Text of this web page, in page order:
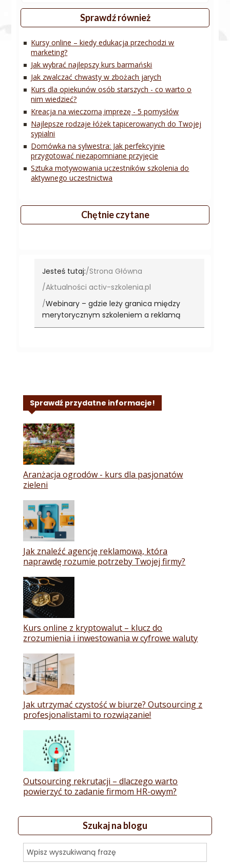
Sprawdź również
Kursy online – kiedy edukacja przechodzi w
marketing?
Jak wybrać najlepszy kurs barmański
Jak zwalczać chwasty w zbożach jarych
Kurs dla opiekunów osób starszych - co warto o
nim wiedzieć?
Kreacja na wieczorną imprezę - 5 pomysłów
Najlepsze rodzaje łóżek tapicerowanych do Twojej
sypialni
Domówka na sylwestra: Jak perfekcyjnie
przygotować niezapomniane przyjęcie
Sztuka motywowania uczestników szkolenia do
aktywnego uczestnictwa
Chętnie czytane
Jesteś tutaj: Strona Główna
Aktualności activ-szkolenia.pl
Webinary – gdzie leży granica między
merytorycznym szkoleniem a reklamą
Sprawdź przydatne informacje!
Aranżacja ogrodów - kurs dla pasjonatów
zieleni
Jak znaleźć agencję reklamową, która
naprawdę rozumie potrzeby Twojej firmy?
Kurs online z kryptowalut – klucz do
zrozumienia i inwestowania w cyfrowe waluty
Jak utrzymać czystość w biurze? Outsourcing z
profesjonalistami to rozwiązanie!
Outsourcing rekrutacji – dlaczego warto
powierzyć to zadanie firmom HR-owym?
Szukaj na blogu